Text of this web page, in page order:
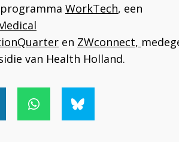
WorkTech, een
en ZWconnect,
van Health Holland.